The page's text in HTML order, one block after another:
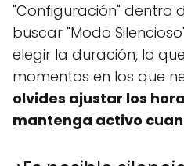
"Configuración" dentro
buscar "Modo
elegir la duración, lo
momentos en los que
olvides ajustar los
mantenga activo